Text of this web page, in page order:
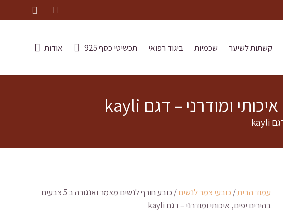
קשתות לשיער שכמיות ביגוד רפואי תכשיטי כסף 925 אודות
עמוד הבית/ כובעי צמר לנשים
/ כובע חורף לנשים מצמר ואנגורה ב 5 צבעים
בהירים יפים, איכותי ומודרני – דגם kayli